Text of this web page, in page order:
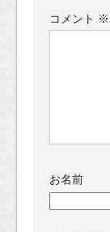
コメント ※
お名前